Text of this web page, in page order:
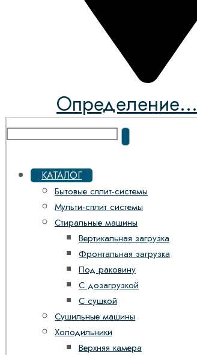
Определение...
КАТАЛОГ
Бытовые сплит-системы
Мульти-сплит системы
Стиральные машины
Вертикальная загрузка
Фронтальная загрузка
Под раковину
С дозагрузкой
С сушкой
Сушильные машины
Холодильники
Верхняя камера